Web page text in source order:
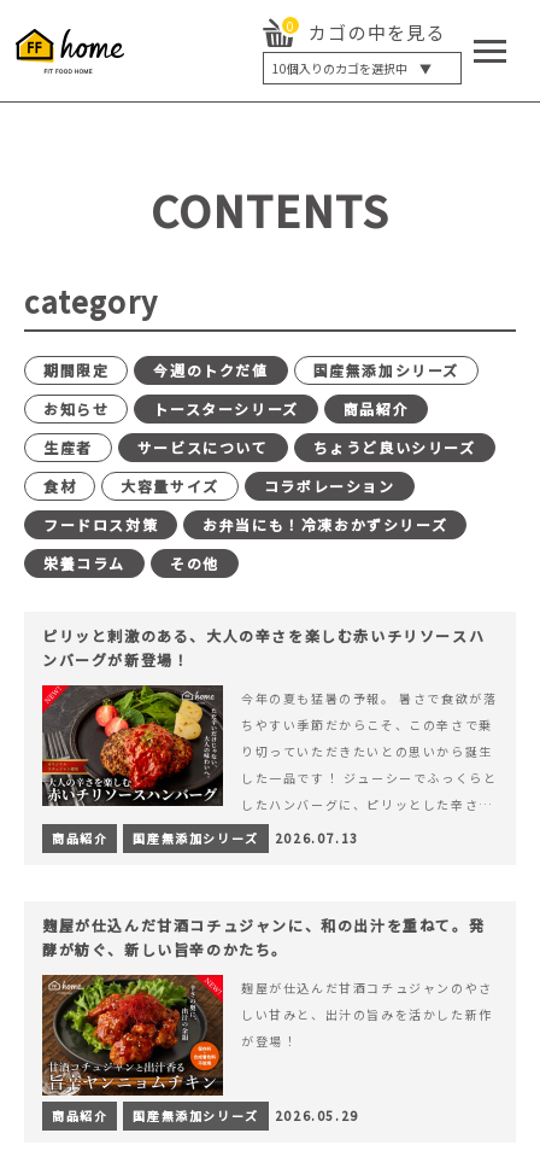
0 カゴの中を見る
10個入りのカゴを選択中 ▼
5個入り
20個入り
最大12%OFF
CONTENTS
category
期間限定 今週のトクだ値
国産無添加シリーズ
お知らせ
トースターシリーズ
商品紹介
生産者
サービスについて
ちょうど良いシリーズ
食材
大容量サイズ
コラボレーション
フードロス対策
お弁当にも！冷凍おかずシリーズ
栄養コラム
その他
ピリッと刺激のある、大人の辛さを楽しむ赤いチリソースハ
ンバーグが新登場！
今年の夏も猛暑の予報。 暑さで食欲が落
ちやすい季節だからこそ、この辛さで乗
り切っていただきたいとの思いから誕生
した一品です！ ジューシーでふっくらと
したハンバーグに、ピリッとした辛さと
コク深い旨みが楽しめる特製チリソース
&hellip; 続きを読む ピリッと刺激のあ
商品紹介 国産無添加シリーズ 2026.07.13
麹屋が仕込んだ甘酒コチュジャンに、和の出汁を重ねて。発
酵が紡ぐ、新しい旨辛のかたち。
麹屋が仕込んだ甘酒コチュジャンのやさ
しい甘みと、出汁の旨みを活かした新作
が登場！
商品紹介 国産無添加シリーズ 2026.05.29